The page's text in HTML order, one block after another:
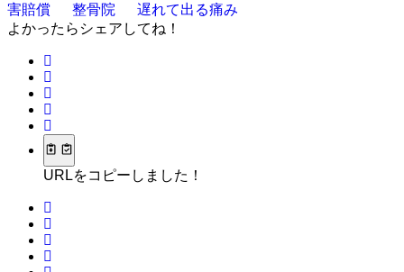
害賠償
整骨院
遅れて出る痛み
よかったらシェアしてね！
URLをコピーしました！